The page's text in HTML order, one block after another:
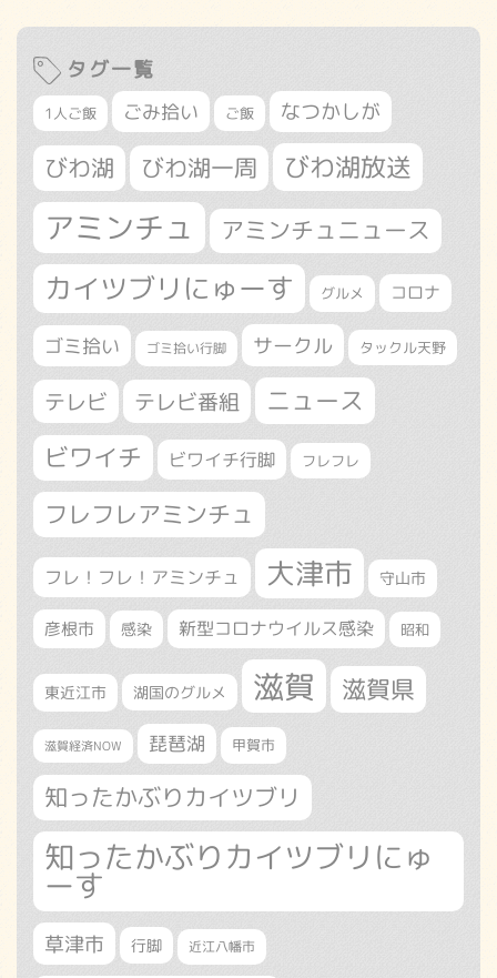
タグ一覧
1人ご飯 ごみ拾い ご飯 なつかしが
びわ湖 びわ湖一周 びわ湖放送
アミンチュ アミンチュニュース
カイツブリにゅーす グルメ コロナ
ゴミ拾い ゴミ拾い行脚 サークル タックル天野
テレビ テレビ番組 ニュース
ビワイチ ビワイチ行脚 フレフレ
フレフレアミンチュ
フレ！フレ！アミンチュ 大津市 守山市
彦根市 感染 新型コロナウイルス感染 昭和
東近江市 湖国のグルメ 滋賀 滋賀県
滋賀経済NOW 琵琶湖 甲賀市
知ったかぶりカイツブリ
知ったかぶりカイツブリにゅ
ーす
草津市 行脚 近江八幡市